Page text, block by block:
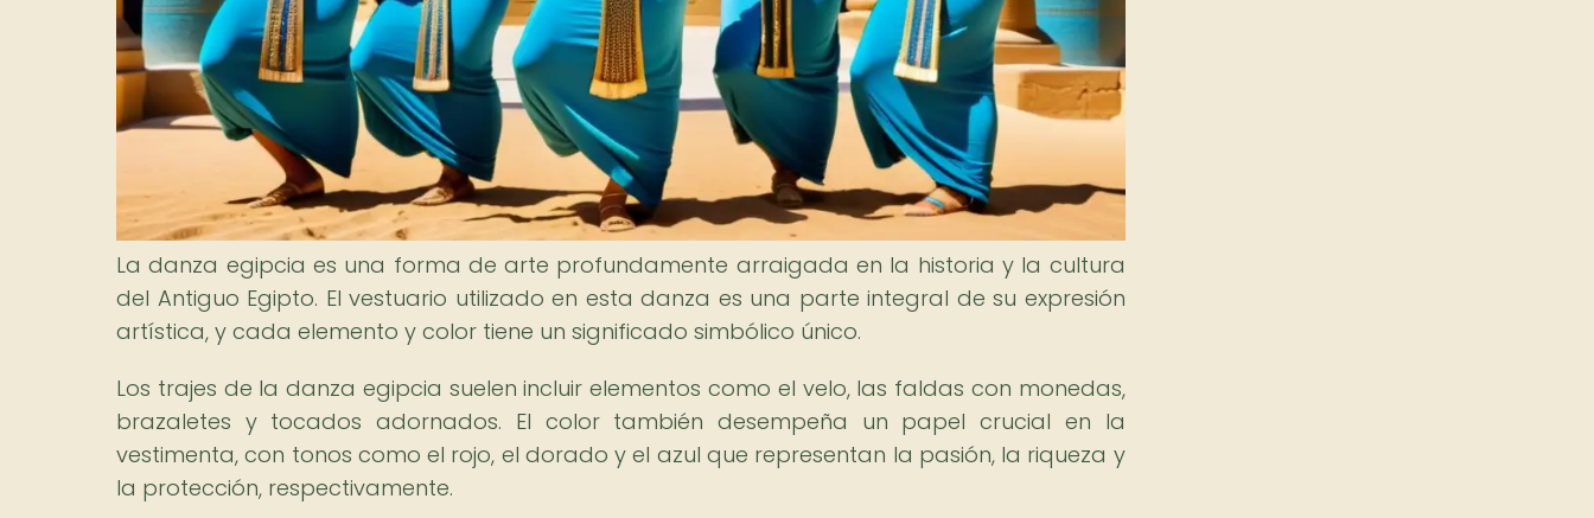
La danza egipcia es una forma de arte profundamente arraigada en la historia y la cultura
del Antiguo Egipto. El vestuario utilizado en esta danza es una parte integral de su expresión
artística, y cada elemento y color tiene un significado simbólico único.
Los trajes de la danza egipcia suelen incluir elementos como el velo, las faldas con monedas,
brazaletes y tocados adornados. El color también desempeña un papel crucial en la
vestimenta, con tonos como el rojo, el dorado y el azul que representan la pasión, la riqueza y
la protección, respectivamente.